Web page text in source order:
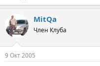
MitQa
Член Клуба
9 Окт 2005